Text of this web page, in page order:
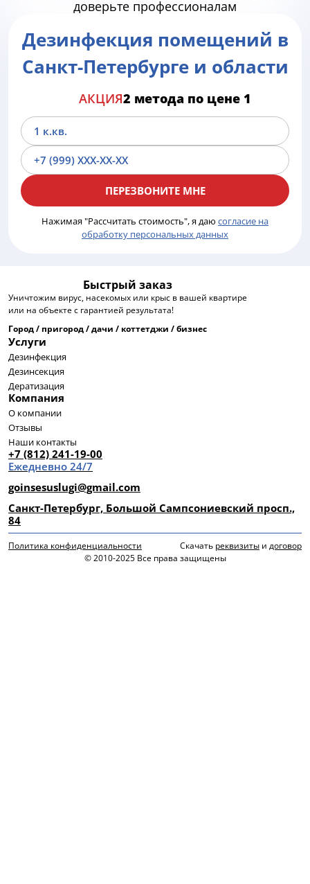
оперативное уничтожение комаров, по привлекательной цене и в
короткое время. Заявка на дезинфекцию, дезинсекцию,
дератизацию может быть не всегда доступна обычным
потребителям по цене или времени, поэтому обратившись за
нашими услугами , вы получите доступ к лучшим технологиям,
мерам профилактики и рабочим способам защиты в удобное для
для обеспечения защиты и здоровья жителей. Свяжитесь с нами
заявку на дезинфекцию или уничтожение вирусов.
доверьте профессионалам
Дезинфекция помещений в
Санкт-Петербурге и области
АКЦИЯ2 метода по цене 1
Нажимая "Рассчитать стоимость", я даю согласие на
обработку персональных данных
Быстрый заказ
Уничтожим вирус, насекомых или крыс в вашей квартире
или на объекте с гарантией результата!
Город / пригород / дачи / коттетджи / бизнес
Услуги
Дезинфекция
Дезинсекция
Дератизация
Компания
О компании
Отзывы
Наши контакты
+7 (812) 241-19-00
Ежедневно 24/7
goinsesuslugi@gmail.com
Санкт-Петербург, Большой Сампсониевский просп.,
84
Политика конфиденциальности
© 2010-2025 Все права защищены
Скачать реквизиты и договор